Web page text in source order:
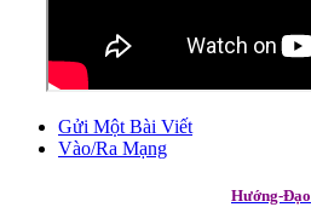
Gửi Một Bài Viết
Vào/Ra Mạng
Hướng-Đạo